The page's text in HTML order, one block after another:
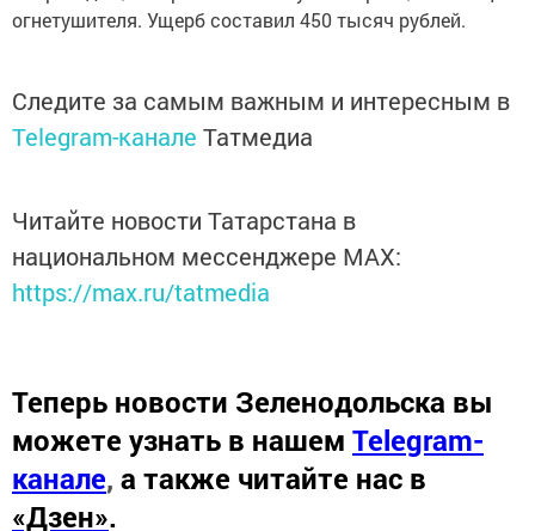
огнетушителя. Ущерб составил 450 тысяч рублей.
Следите за самым важным и интересным в
Telegram-канале Татмедиа
Читайте новости Татарстана в
национальном мессенджере MАХ:
https://max.ru/tatmedia
Теперь новости Зеленодольска вы
можете узнать в нашем Telegram-
канале, а также читайте нас в
«Дзен».